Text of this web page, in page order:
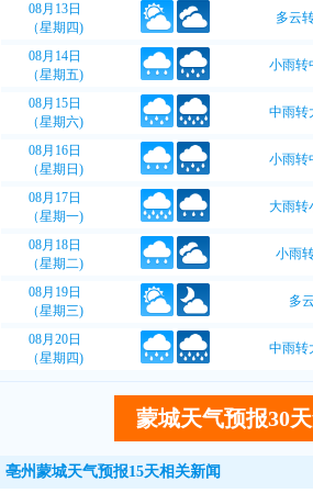
08月13日
（星期四)
多云
08月14日
（星期五)
小雨转
08月15日
（星期六)
中雨转
08月16日
（星期日)
小雨转
08月17日
（星期一)
大雨转
08月18日
（星期二)
小雨
08月19日
（星期三)
多
08月20日
（星期四)
中雨转
蒙城天气预报30
亳州蒙城天气预报15天相关新闻